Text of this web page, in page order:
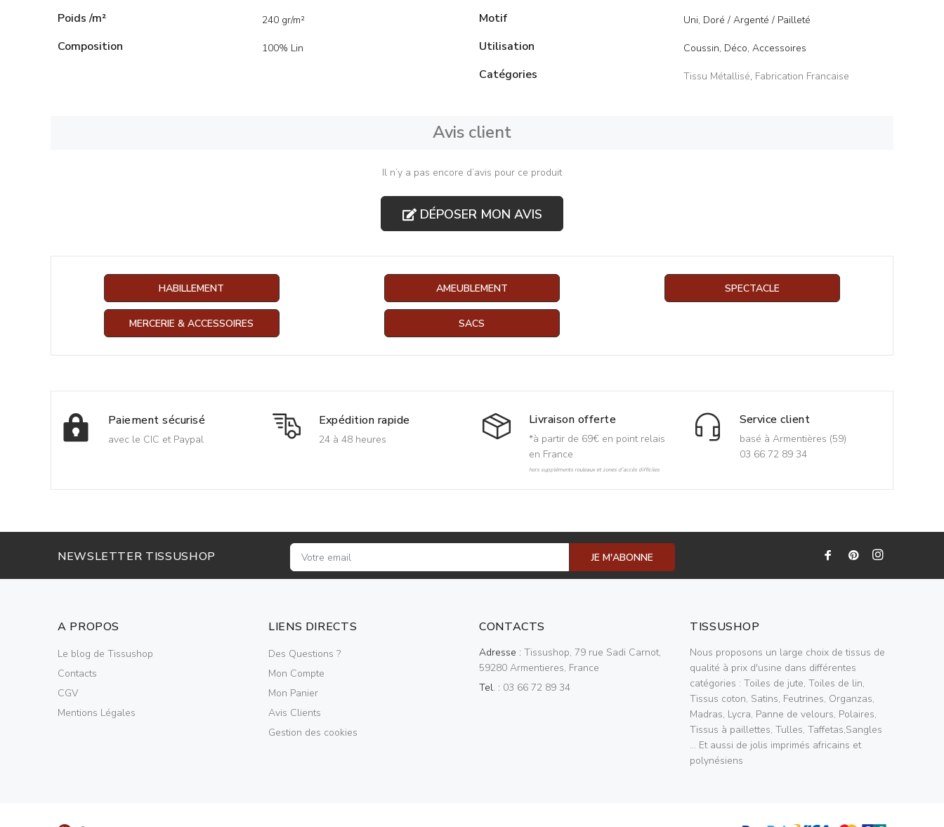
Poids /m² 240 gr/m²
Composition 100% Lin
Motif Uni, Doré / Argenté / Pailleté
Utilisation Coussin, Déco, Accessoires
Catégories Tissu Métallisé, Fabrication Francaise
Avis client
Il n’y a pas encore d’avis pour ce produit
DÉPOSER MON AVIS
HABILLEMENT AMEUBLEMENT SPECTACLE
MERCERIE & ACCESSOIRES SACS
Paiement sécurisé
avec le CIC et Paypal
Expédition rapide
24 à 48 heures
Livraison offerte
*à partir de 69€ en point relais
en France
hors suppléments rouleaux et zones d'accès difficiles
Service client
basé à Armentières (59)
03 66 72 89 34
NEWSLETTER TISSUSHOP JE M'ABONNE
A PROPOS
Le blog de Tissushop
Contacts
CGV
Mentions Légales
LIENS DIRECTS
Des Questions ?
Mon Compte
Mon Panier
Avis Clients
Gestion des cookies
CONTACTS
Adresse : Tissushop, 79 rue Sadi Carnot,
59280 Armentieres, France
Tel. : 03 66 72 89 34
TISSUSHOP
Nous proposons un large choix de tissus de
qualité à prix d'usine dans différentes
catégories : Toiles de jute, Toiles de lin,
Tissus coton, Satins, Feutrines, Organzas,
Madras, Lycra, Panne de velours, Polaires,
Tissus à paillettes, Tulles, Taffetas,Sangles
... Et aussi de jolis imprimés africains et
polynésiens